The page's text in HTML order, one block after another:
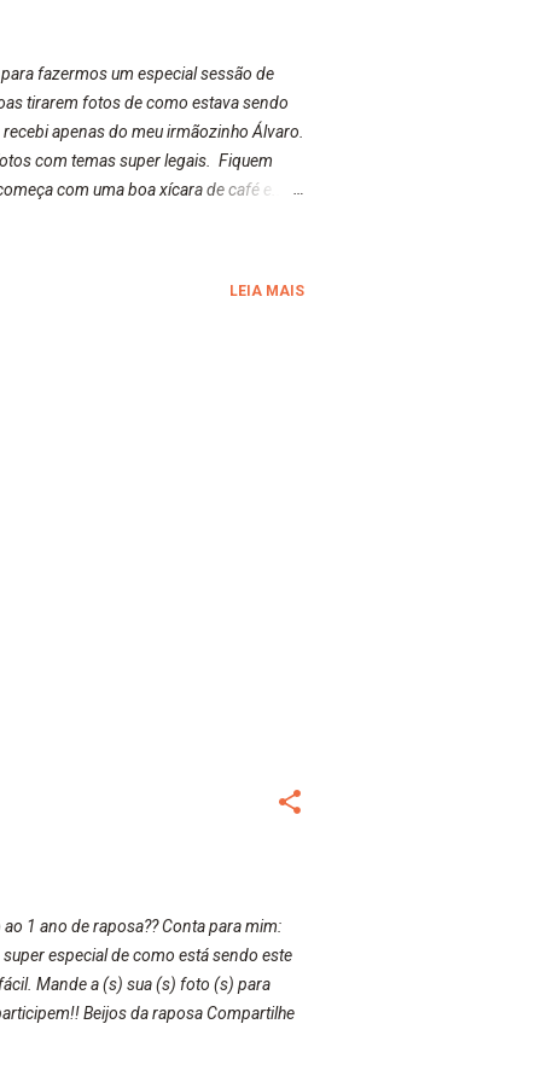
fazermos um especial sessão de
tirarem fotos de como estava sendo
apenas do meu irmãozinho Álvaro.
com temas super legais. Fiquem
com uma boa xícara de café e....
LEIA MAIS
1 ano de raposa?? Conta para mim:
especial de como está sendo este
Mande a (s) sua (s) foto (s) para
Beijos da raposa Compartilhe